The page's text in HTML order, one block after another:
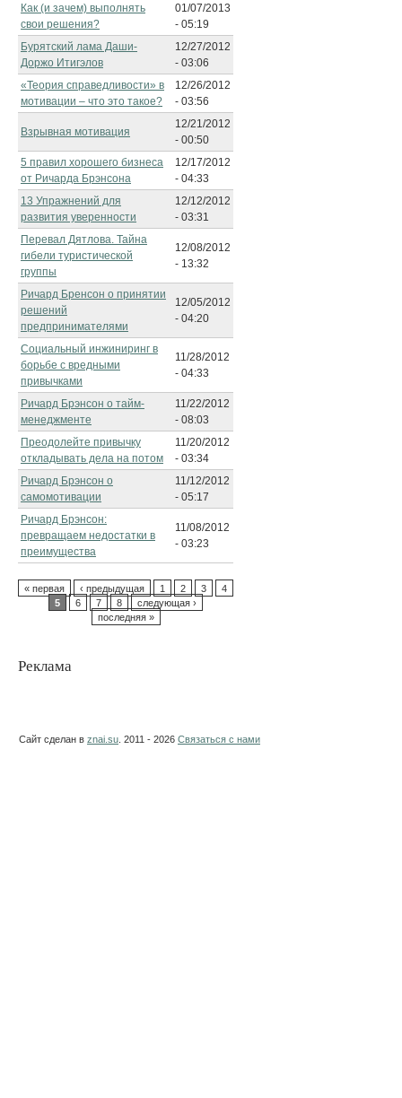
Как (и зачем) выполнять
свои решения?
01/07/2013
- 05:19
Бурятский лама Даши-
Доржо Итигэлов
12/27/2012
- 03:06
«Теория справедливости» в
мотивации – что это такое?
12/26/2012
- 03:56
Взрывная мотивация
12/21/2012
- 00:50
5 правил хорошего бизнеса
от Ричарда Брэнсона
12/17/2012
- 04:33
13 Упражнений для
развития уверенности
12/12/2012
- 03:31
Перевал Дятлова. Тайна
гибели туристической
группы
12/08/2012
- 13:32
Ричард Бренсон о принятии
решений
предпринимателями
12/05/2012
- 04:20
Социальный инжиниринг в
борьбе с вредными
привычками
11/28/2012
- 04:33
Ричард Брэнсон о тайм-
менеджменте
11/22/2012
- 08:03
Преодолейте привычку
откладывать дела на потом
11/20/2012
- 03:34
Ричард Брэнсон о
самомотивации
11/12/2012
- 05:17
Ричард Брэнсон:
превращаем недостатки в
преимущества
11/08/2012
- 03:23
« первая ‹ предыдущая 1 2 3
4
5
6 7 8
следующая ›
последняя »
Реклама
Сайт сделан в znai.su . 2011 - 2026 Связаться с нами